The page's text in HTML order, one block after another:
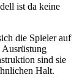
ist da keine
die Spieler auf
sind sie
Halt.